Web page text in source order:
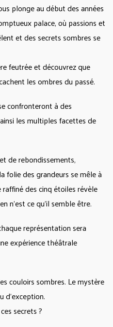
plonge au début des années
palace, où passions et
et des secrets sombres se
feutrée et découvrez que
les ombres du passé.
confronteront à des
les multiples facettes de
de rebondissements,
folie des grandeurs se mêle à
des cinq étoiles révèle
n’est ce qu’il semble être.
représentation sera
expérience théâtrale
couloirs sombres. Le mystère
d’exception.
secrets ?